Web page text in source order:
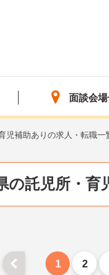
面談会
児補助ありの求人・転職一
の託児所・育
1 2